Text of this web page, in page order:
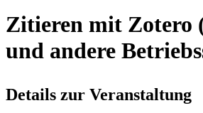
Zitieren mit Zotero
und andere
Details zur Veranstaltung